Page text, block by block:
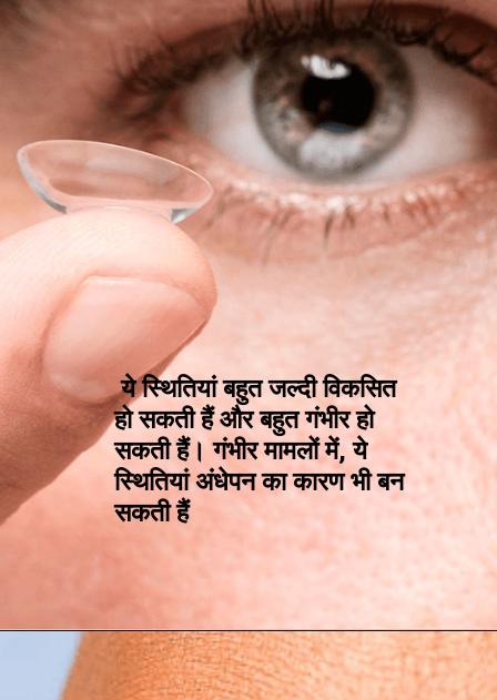
ये स्थितियां बहुत जल्दी विकसित
हो सकती हैं और बहुत गंभीर हो
सकती हैं। गंभीर मामलों में, ये
स्थितियां अंधेपन का कारण भी बन
सकती हैं